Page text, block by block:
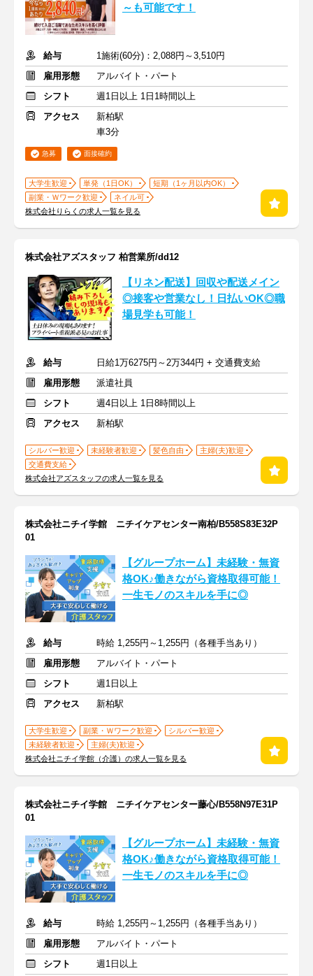
～も可能です！
給与
1施術(60分)：2,088円～3,510円
雇用形態
アルバイト・パート
シフト
週1日以上 1日1時間以上
アクセス
新柏駅
車3分
急募 面接確約
大学生歓迎 単発（1日OK）
短期（1ヶ月以内OK）
副業・Ｗワーク歓迎
ネイル可
株式会社りらくの求人一覧を見る
株式会社アズスタッフ 柏営業所/dd12
【リネン配送】回収や配送メイン
◎接客や営業なし！日払いOK◎職
場見学も可能！
給与
日給1万6275円～2万344円 + 交通費支給
雇用形態
派遣社員
シフト
週4日以上 1日8時間以上
アクセス
新柏駅
シルバー歓迎 未経験者歓迎 髪色自由
主婦(夫)歓迎
交通費支給
株式会社アズスタッフの求人一覧を見る
株式会社ニチイ学館 ニチイケアセンター南柏/B558S83E32P
01
【グループホーム】未経験・無資
格OK♪働きながら資格取得可能！
一生モノのスキルを手に◎
給与
時給 1,255円～1,255円（各種手当あり）
雇用形態
アルバイト・パート
シフト
週1日以上
アクセス
新柏駅
大学生歓迎 副業・Ｗワーク歓迎
シルバー歓迎
未経験者歓迎
主婦(夫)歓迎
株式会社ニチイ学館（介護）の求人一覧を見る
株式会社ニチイ学館 ニチイケアセンター藤心/B558N97E31P
01
【グループホーム】未経験・無資
格OK♪働きながら資格取得可能！
一生モノのスキルを手に◎
給与
時給 1,255円～1,255円（各種手当あり）
雇用形態
アルバイト・パート
シフト
週1日以上